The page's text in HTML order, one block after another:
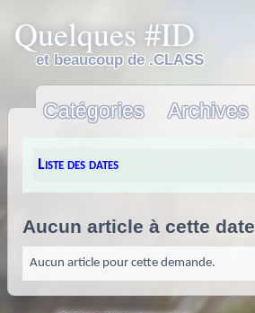
Liste des dates
Aucun article à cette date
Aucun article pour cette demande.
Quelques #ID
et beaucoup de .CLASS
Catégories Archives